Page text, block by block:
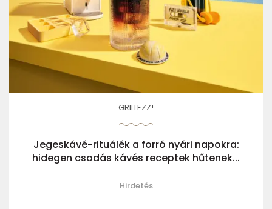
GRILLEZZ!
Jegeskávé-rituálék a forró nyári napokra:
hidegen csodás kávés receptek hűtenek...
Hirdetés